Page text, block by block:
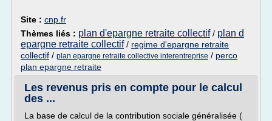
Site : cnp.fr
Thèmes liés : plan d'epargne retraite collectif/ plan d
epargne retraite collectif/ regime d'epargne retraite
collectif / plan epargne retraite collective interentreprise / perco
plan epargne retraite
Les revenus pris en compte pour le calcul
des ...
La base de calcul de la contribution sociale généralisée (